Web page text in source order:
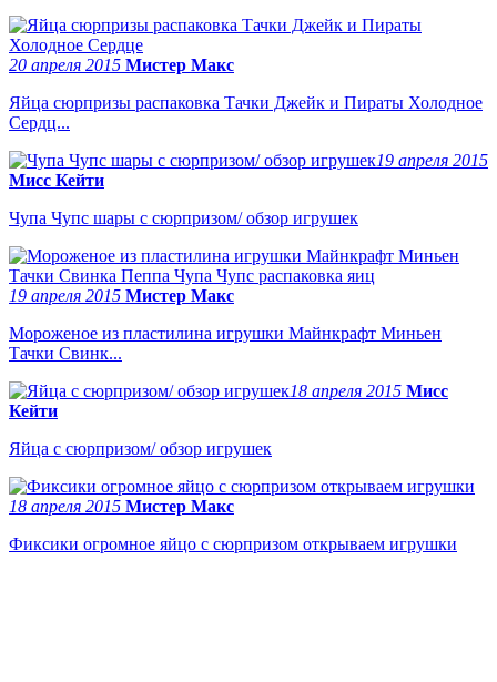
20 апреля 2015 Мистер Макс
Яйца сюрпризы распаковка Тачки Джейк и Пираты Холодное
Сердц...
19 апреля 2015
Мисс Кейти
Чупа Чупс шары с сюрпризом/ обзор игрушек
19 апреля 2015 Мистер Макс
Мороженое из пластилина игрушки Майнкрафт Миньен
Тачки Свинк...
18 апреля 2015 Мисс
Кейти
Яйца с сюрпризом/ обзор игрушек
18 апреля 2015 Мистер Макс
Фиксики огромное яйцо с сюрпризом открываем игрушки